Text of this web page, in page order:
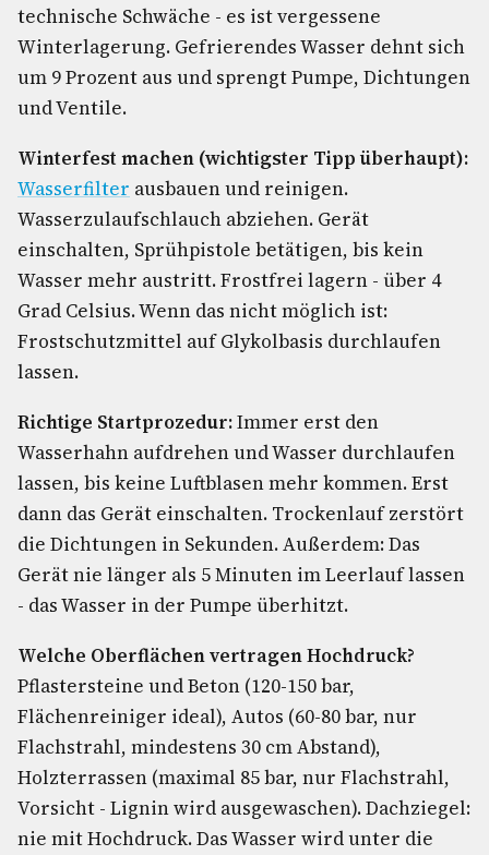
technische Schwäche - es ist vergessene
Winterlagerung. Gefrierendes Wasser dehnt sich
um 9 Prozent aus und sprengt Pumpe, Dichtungen
und Ventile.
Winterfest machen (wichtigster Tipp überhaupt):
Wasserfilter ausbauen und reinigen.
Wasserzulaufschlauch abziehen. Gerät
einschalten, Sprühpistole betätigen, bis kein
Wasser mehr austritt. Frostfrei lagern - über 4
Grad Celsius. Wenn das nicht möglich ist:
Frostschutzmittel auf Glykolbasis durchlaufen
lassen.
Richtige Startprozedur:Immer erst den
Wasserhahn aufdrehen und Wasser durchlaufen
lassen, bis keine Luftblasen mehr kommen. Erst
dann das Gerät einschalten. Trockenlauf zerstört
die Dichtungen in Sekunden. Außerdem: Das
Gerät nie länger als 5 Minuten im Leerlauf lassen
- das Wasser in der Pumpe überhitzt.
Welche Oberflächen vertragen Hochdruck?
Pflastersteine und Beton (120-150 bar,
Flächenreiniger ideal), Autos (60-80 bar, nur
Flachstrahl, mindestens 30 cm Abstand),
Holzterrassen (maximal 85 bar, nur Flachstrahl,
Vorsicht - Lignin wird ausgewaschen). Dachziegel:
nie mit Hochdruck. Das Wasser wird unter die